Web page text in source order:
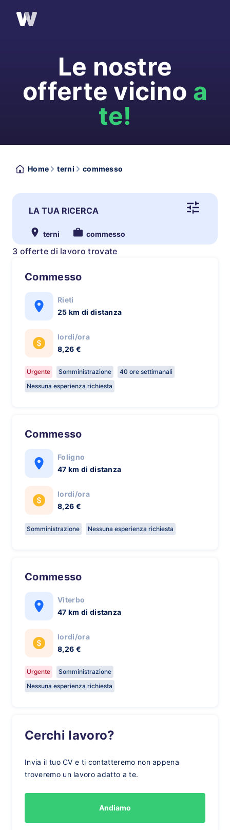
Le nostre
offerte vicino a
te!
Home terni commesso
LA TUA RICERCA
terni commesso
3 offerte di lavoro trovate
Commesso
Rieti
25 km di distanza
lordi/ora
8,26 €
Urgente Somministrazione
40 ore settimanali
Nessuna esperienza richiesta
Commesso
Foligno
47 km di distanza
lordi/ora
8,26 €
Somministrazione Nessuna esperienza richiesta
Commesso
Viterbo
47 km di distanza
lordi/ora
8,26 €
Urgente
Somministrazione
Nessuna esperienza richiesta
Cerchi lavoro?
Invia il tuo CV e ti contatteremo non appena
troveremo un lavoro adatto a te.
Andiamo